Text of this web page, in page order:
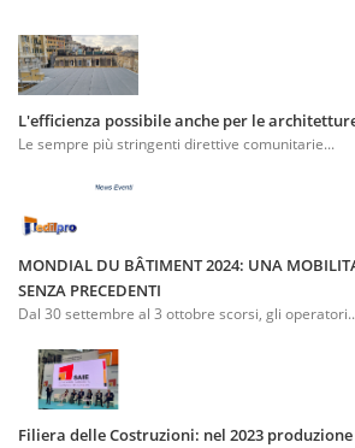
L'efficienza possibile anche per le
Le sempre più stringenti direttive comunitarie...
MONDIAL DU BÂTIMENT 2024: UNA
SENZA PRECEDENTI
Dal 30 settembre al 3 ottobre scorsi, gli
Filiera delle Costruzioni: nel 2023